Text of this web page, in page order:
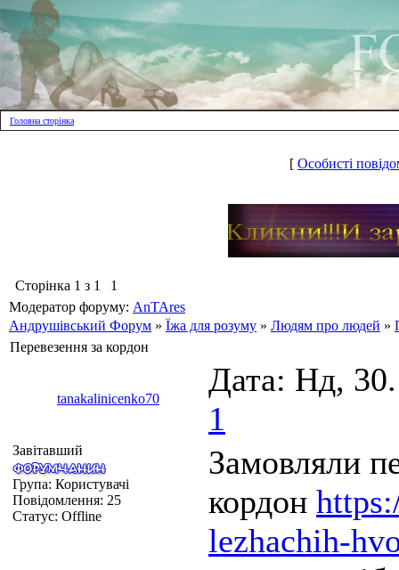
Головна сторінка
[ Особисті
Сторінка 1 з 1
1
Модератор форуму: AnTAres
Андрушівський Форум » Їжа для розуму » Людям про людей »
Перевезення за кордон
tanakalinicenko70
Дата: Нд,
1
Завітавший
Група: Користувачі
Повідомлення: 25
Статус: Offline
Замовляли
кордон
lezhachih-